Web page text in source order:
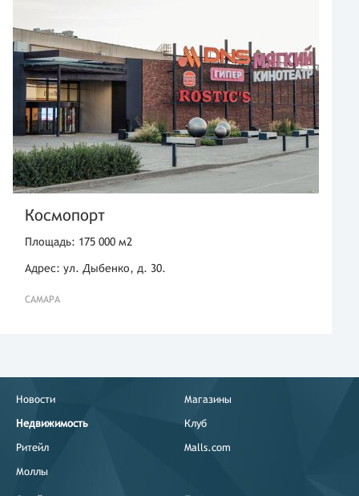
Космопорт
Площадь: 175 000 м2
Адрес: ул. Дыбенко, д. 30.
САМАРА
Новости
Недвижимость
Ритейл
Моллы
Магазины
Клуб
Malls.com